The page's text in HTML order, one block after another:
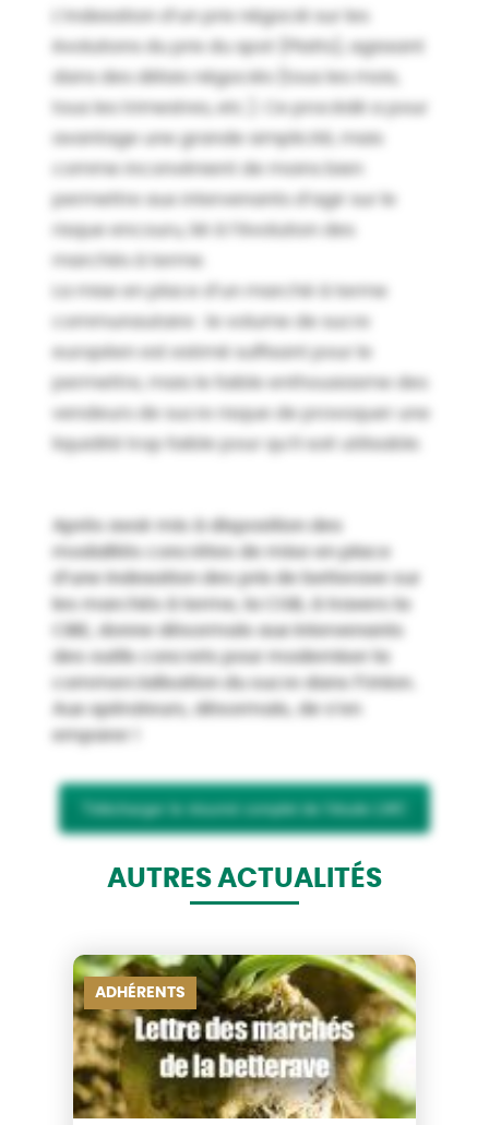
L’indexation d’un prix négocié sur les
évolutions du prix du spot (Platts), agissant
dans des délais négociés (tous les mois,
avantage une grande simplicité, mais
permettre aux intervenants d’agir sur le
risque encouru, lié à l’évolution des
européen est estimé suffisant pour le
vendeurs de sucre risque de provoquer une
liquidité trop faible pour qu’il soit utilisable.
Après avoir mis à disposition des
modalités concrètes de mise en place
d’une indexation des prix de betterave sur
les marchés à terme, la CGB, à travers la
CIBE, donne désormais aux intervenants
des outils concrets pour moderniser la
commercialisation du sucre dans l’Union.
Aux opérateurs, désormais, de s’en
emparer !
Télécharger le résumé complet de l’étude LMC
AUTRES ACTUALITÉS
ADHÉRENTS